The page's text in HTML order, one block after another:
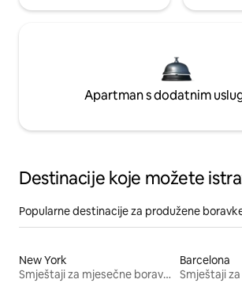
Apartman s dodatnim
Destinacije koje možete
Popularne destinacije za produžene
New York
Smještaji za mjesečne boravke
Barcelona